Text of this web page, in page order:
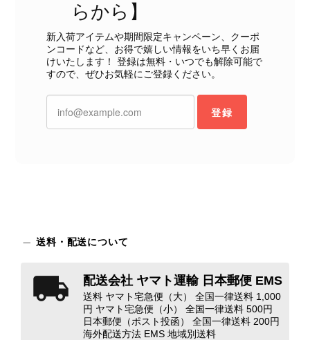
し、全スタッフで共有してまいりま
す。 オンラインでも安心して商品を
お選びいただけるよう、より正確な状
態確認とご案内に努めてまいります。
この度はご購入いただき、そして素敵
た迅速にお届けできたとのこと、大変
安心いたしました！ さらに、「思っ
た以上に素敵なお品でした」とのお言
葉をいただき、スタッフ一同とても嬉
らから】
新入荷アイテムや期間限定キャンペーン、クーポ
ンコードなど、お得で嬉しい情報をいち早くお届
けいたします！ 登録は無料・いつでも解除可能で
すので、ぜひお気軽にご登録ください。
登録
送料・配送について
配送会社 ヤマト運輸 日本郵便 EMS
送料 ヤマト宅急便（大） 全国一律送料 1,000
円 ヤマト宅急便（小） 全国一律送料 500円
日本郵便（ポスト投函） 全国一律送料 200円
海外配送方法 EMS 地域別送料